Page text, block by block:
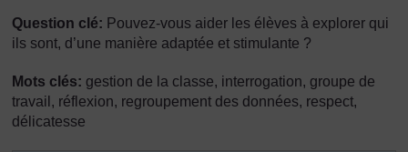
Question clé: Pouvez-vous aider les élèves à explorer qui
ils sont, d’une manière adaptée et stimulante ?
Mots clés: gestion de la classe, interrogation, groupe de
travail, réflexion, regroupement des données, respect,
délicatesse